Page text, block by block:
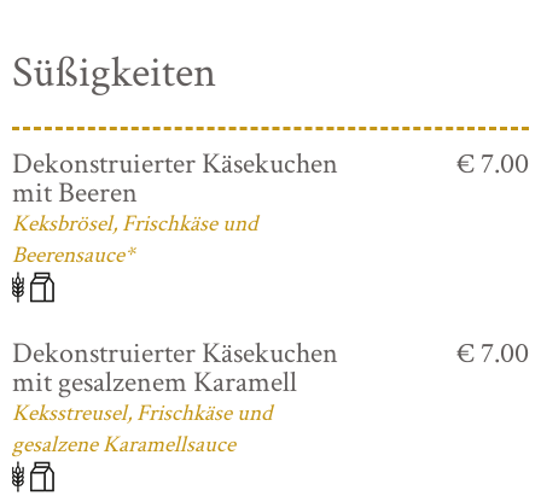
Süßigkeiten
Dekonstruierter Käsekuchen
mit Beeren
Keksbrösel, Frischkäse und
Beerensauce*
€ 7.00
Dekonstruierter Käsekuchen
mit gesalzenem Karamell
Keksstreusel, Frischkäse und
gesalzene Karamellsauce
€ 7.00